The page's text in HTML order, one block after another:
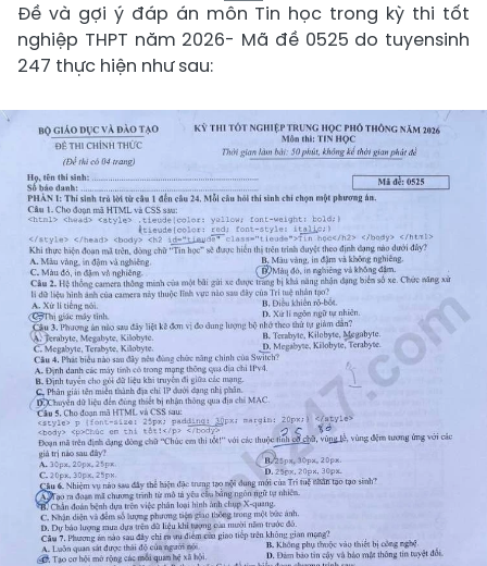
Đề và gợi ý đáp án môn Tin học trong kỳ thi tốt
nghiệp THPT năm 2026- Mã đề 0525 do tuyensinh
247 thực hiện như sau: